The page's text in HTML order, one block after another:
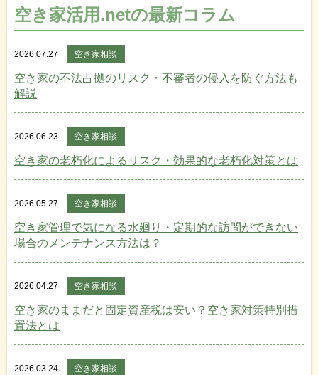
空き家活用.netの最新コラム
2026.07.27 空き家相談
空き家の不法占拠のリスク・不審者の侵入を防ぐ方法も
解説
2026.06.23 空き家相談
空き家の老朽化によるリスク・効果的な老朽化対策とは
2026.05.27 空き家相談
空き家管理で気になる水廻り・定期的な訪問ができない
場合のメンテナンス方法は？
2026.04.27 空き家相談
空き家のままだと固定資産税は安い？空き家対策特別措
置法とは
2026.03.24 空き家相談